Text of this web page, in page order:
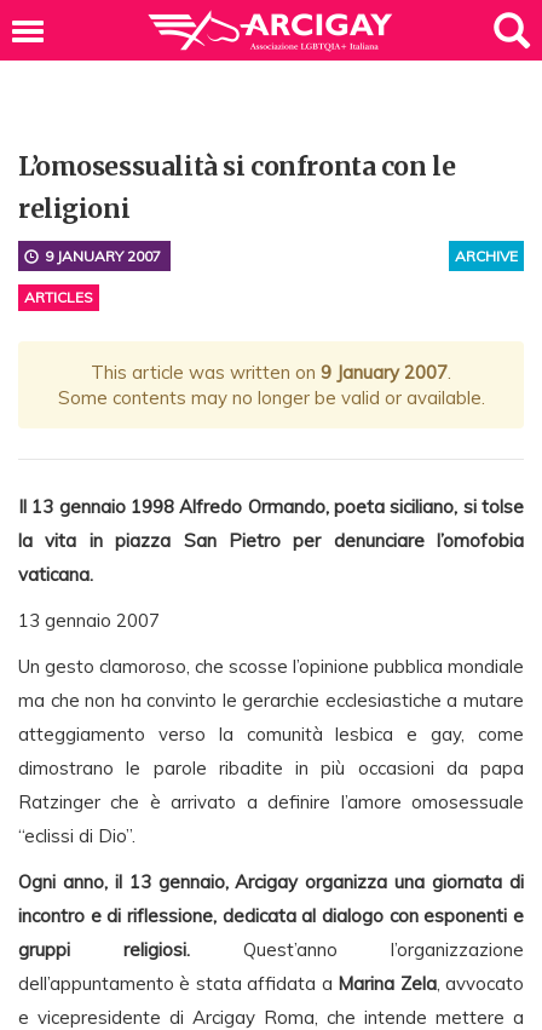
L’omosessualità si confronta con le
religioni
ARCHIVE
9 JANUARY 2007
ARTICLES
This article was written on 9 January 2007.
Some contents may no longer be valid or available.
Il 13 gennaio 1998 Alfredo Ormando, poeta siciliano, si tolse
la vita in piazza San Pietro per denunciare l’omofobia
vaticana.
13 gennaio 2007
Un gesto clamoroso, che scosse l’opinione pubblica mondiale
ma che non ha convinto le gerarchie ecclesiastiche a mutare
atteggiamento verso la comunità lesbica e gay, come
dimostrano le parole ribadite in più occasioni da papa
Ratzinger che è arrivato a definire l’amore omosessuale
“eclissi di Dio”.
Ogni anno, il 13 gennaio, Arcigay organizza una giornata di
incontro e di riflessione, dedicata al dialogo con esponenti e
gruppi religiosi. Quest’anno l’organizzazione
dell’appuntamento è stata affidata a Marina Zela, avvocato
e vicepresidente di Arcigay Roma, che intende mettere a